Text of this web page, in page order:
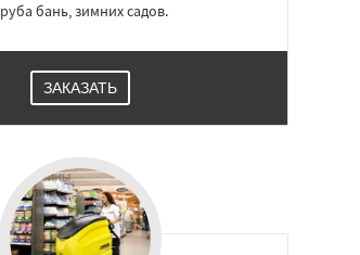
бань, зимних садов.
ЗАКАЗАТЬ